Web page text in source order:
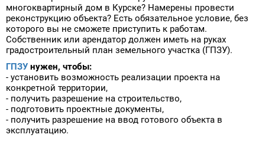
многоквартирный дом в Курске? Намерены провести
реконструкцию объекта? Есть обязательное условие, без
которого вы не сможете приступить к работам.
Собственник или арендатор должен иметь на руках
градостроительный план земельного участка (ГПЗУ).
ГПЗУ нужен, чтобы:
- установить возможность реализации проекта на
конкретной территории,
- получить разрешение на строительство,
- подготовить проектные документы,
- получить разрешение на ввод готового объекта в
эксплуатацию.